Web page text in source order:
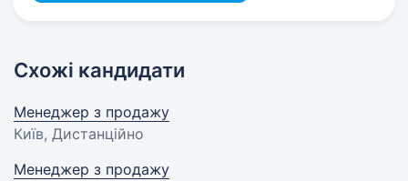
Схожі кандидати
Менеджер з продажу
Київ, Дистанційно
Менеджер з продажу